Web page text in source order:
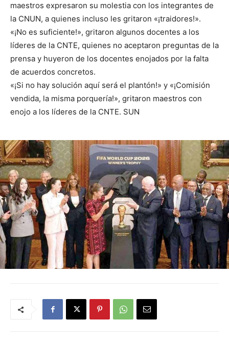
maestros expresaron su molestia con los integrantes de
la CNUN, a quienes incluso les gritaron «¡traidores!».
«¡No es suficiente!», gritaron algunos docentes a los
líderes de la CNTE, quienes no aceptaron preguntas de la
prensa y huyeron de los docentes enojados por la falta
de acuerdos concretos.
«¡Si no hay solución aquí será el plantón!» y «¡Comisión
vendida, la misma porquería!», gritaron maestros con
enojo a los líderes de la CNTE. SUN